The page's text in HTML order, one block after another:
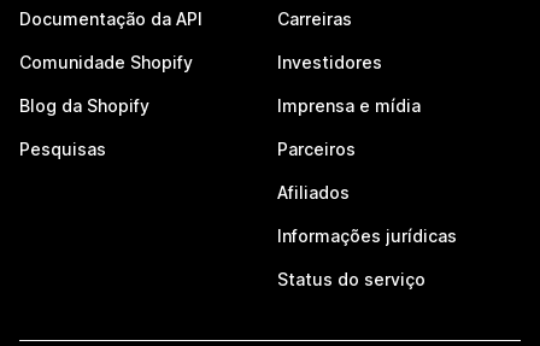
Documentação da API
Comunidade Shopify
Blog da Shopify
Pesquisas
Carreiras
Investidores
Imprensa e mídia
Parceiros
Afiliados
Informações jurídicas
Status do serviço